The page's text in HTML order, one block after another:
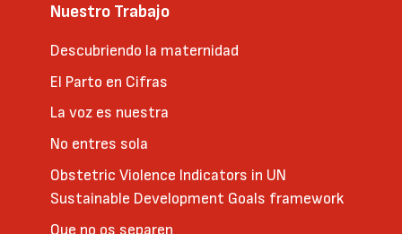
Nuestro Trabajo
Descubriendo la maternidad
El Parto en Cifras
La voz es nuestra
No entres sola
Obstetric Violence Indicators in UN
Sustainable Development Goals framework
Que no os separen